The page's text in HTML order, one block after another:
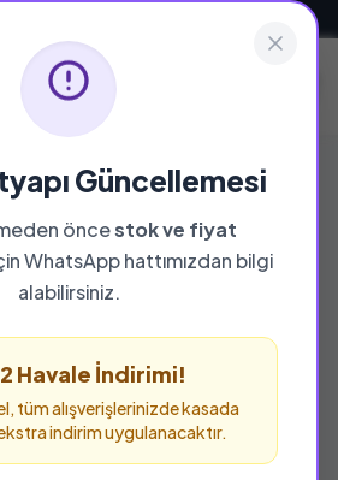
Güncellemesi
öncestok ve fiyat
WhatsApp hattımızdan bilgi
alabilirsiniz.
Havale İndirimi!
tüm alışverişlerinizde kasada
indirim uygulanacaktır.